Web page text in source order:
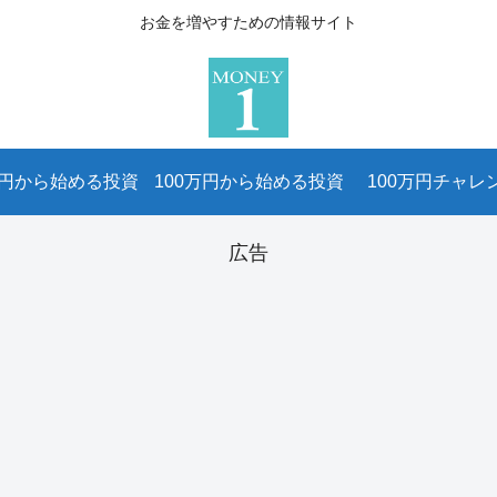
お金を増やすための情報サイト
から始める投資 100万円から始める投資 100万円チャレ
広告